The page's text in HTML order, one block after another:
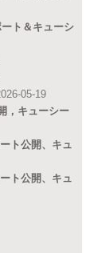
ト＆キューシ
05-19
，キューシー
ト公開、キュ
ト公開、キュ